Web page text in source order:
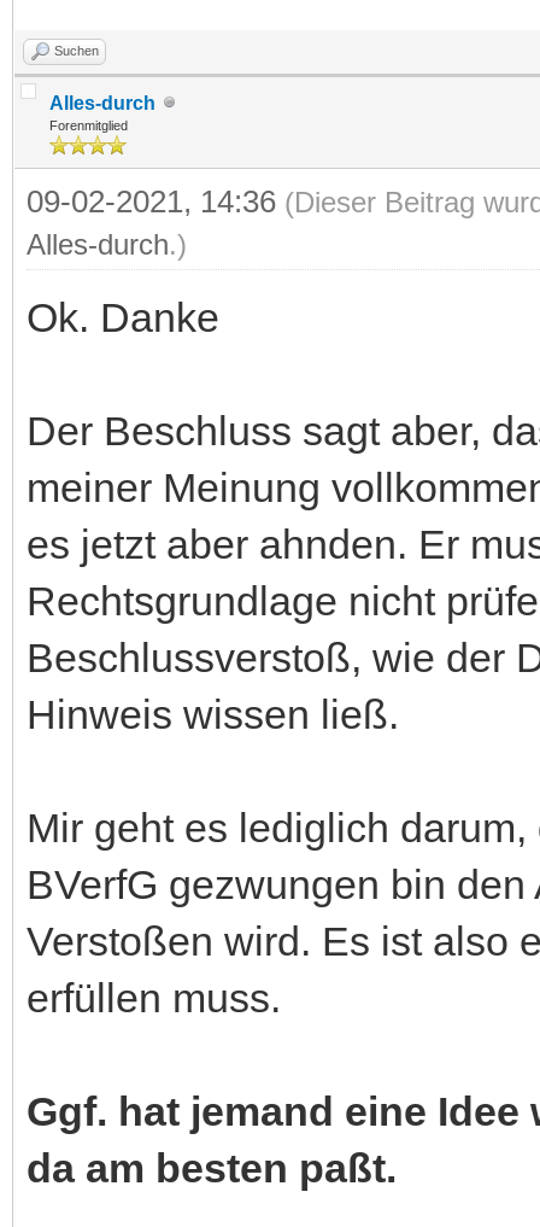
Suchen
Alles-durch
Forenmitglied
09-02-2021, 14:36 (Dieser Beitrag
Alles-durch.)
Ok. Danke
Der Beschluss sagt aber,
meiner Meinung
es jetzt aber ahnden. Er
Rechtsgrundlage nicht
Beschlussverstoß, wie der
Hinweis wissen ließ.
Mir geht es lediglich
BVerfG gezwungen bin
Verstoßen wird. Es ist also
erfüllen muss.
Ggf. hat jemand eine
da am besten paßt.